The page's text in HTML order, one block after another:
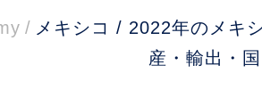
/ メキシコ / 2022年のメキ
産・輸出・